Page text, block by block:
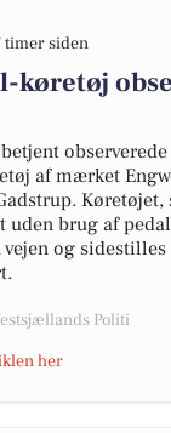
timer siden
køretøj
af mærket
Køretøjet,
uden brug af
og
Politi
her